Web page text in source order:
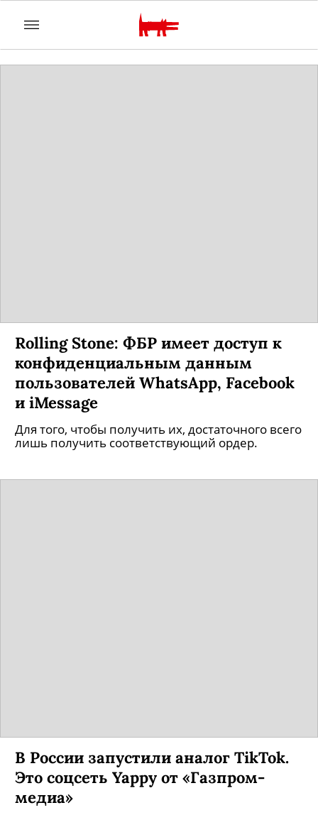
Rolling Stone: ФБР имеет доступ к
конфиденциальным данным
пользователей WhatsApp, Facebook
и iMessage
Для того, чтобы получить их, достаточного всего
лишь получить соответствующий ордер.
В России запустили аналог TikTok.
Это соцсеть Yappy от «Газпром-
медиа»